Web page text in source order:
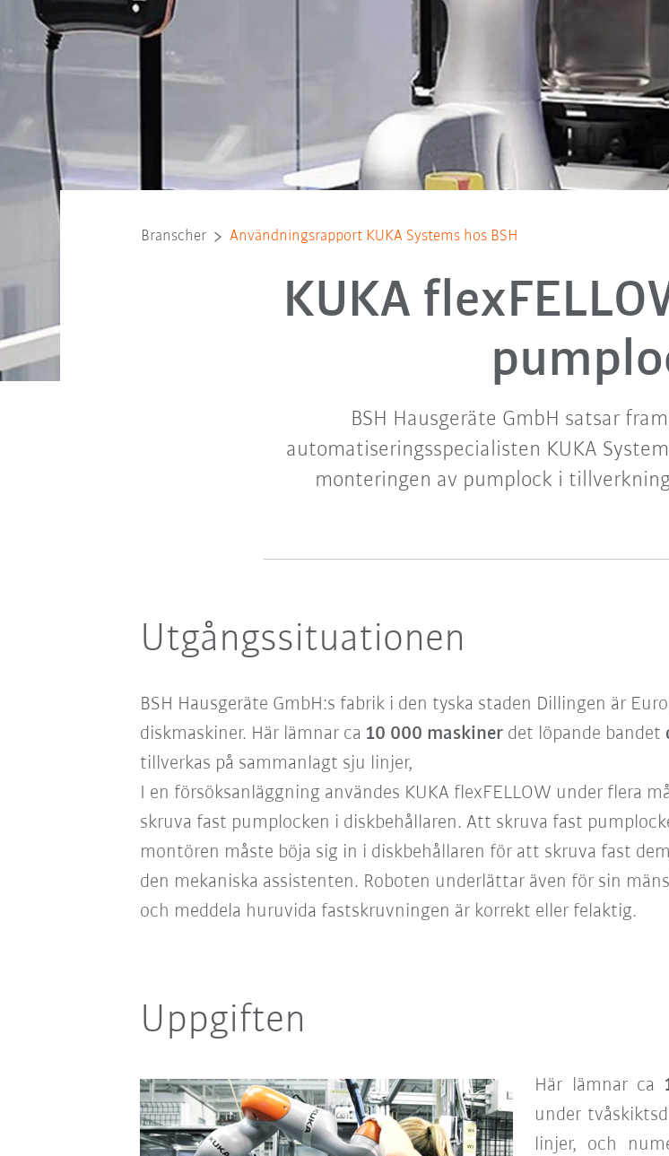
Branscher Användningsrapport KUKA Systems hos BSH
KUKA
BSH Hausgeräte GmbH satsar
automatiseringsspecialisten KUKA
monteringen av pumplock i
Utgångssituationen
BSH Hausgeräte GmbH:s fabrik i den tyska staden Dillingen är
diskmaskiner. Här lämnar ca 10 000 maskinerdet löpande bandet
tillverkas på sammanlagt sju linjer,
I en försöksanläggning användes KUKA flexFELLOW under flera
skruva fast pumplocken i diskbehållaren. Att skruva fast
montören måste böja sig in i diskbehållaren för att skruva fast
den mekaniska assistenten. Roboten underlättar även för sin
och meddela huruvida fastskruvningen är korrekt eller felaktig.
Uppgiften
Här lämnar ca
under
linjer, och